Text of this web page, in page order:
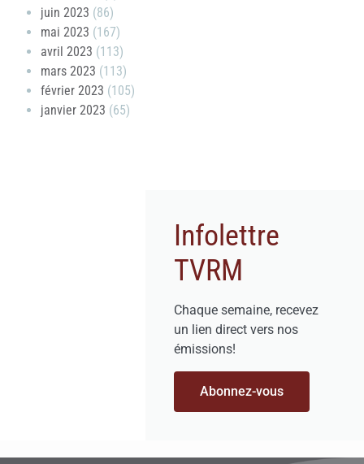
juin 2023 (86)
mai 2023 (167)
avril 2023 (113)
mars 2023 (113)
février 2023 (105)
janvier 2023 (65)
Infolettre
TVRM
Chaque semaine, recevez
un lien direct vers nos
émissions!
Abonnez-vous